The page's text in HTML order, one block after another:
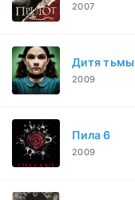
2007
Дитя тьмы
2009
Пила 6
2009